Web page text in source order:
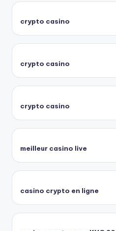
crypto casino
crypto casino
crypto casino
meilleur casino live
casino crypto en ligne